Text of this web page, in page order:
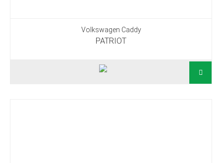
Volkswagen Caddy
PATRIOT